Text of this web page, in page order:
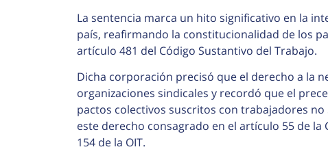
La sentencia marca un hito significativo en la
país, reafirmando la constitucionalidad de los
artículo 481 del Código Sustantivo del Trabajo.
Dicha corporación precisó que el derecho a la
organizaciones sindicales y recordó que el
pactos colectivos suscritos con trabajadores
este derecho consagrado en el artículo 55 de
154 de la OIT.